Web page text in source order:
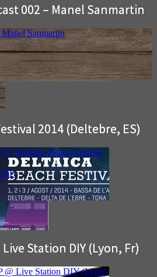
002 – Manel Sanmartin
2014 (Deltebre, ES)
Station DIY (Lyon, Fr)